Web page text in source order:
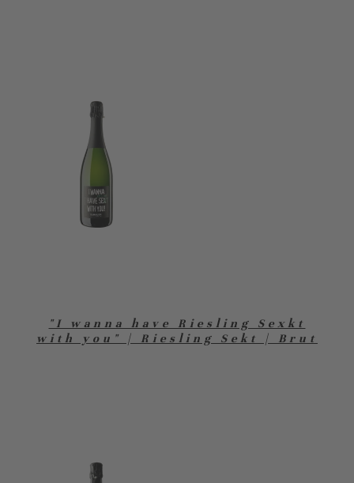
"I wanna have Riesling Sexkt
with you" | Riesling Sekt | Brut